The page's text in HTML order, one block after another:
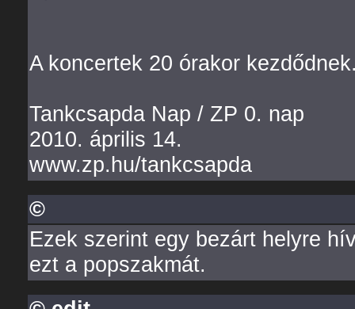
A koncertek 20 órakor
Tankcsapda Nap / ZP 0. nap
2010. április 14.
www.zp.hu/tankcsapda
©
Ezek szerint egy bezárt helyre
ezt a popszakmát.